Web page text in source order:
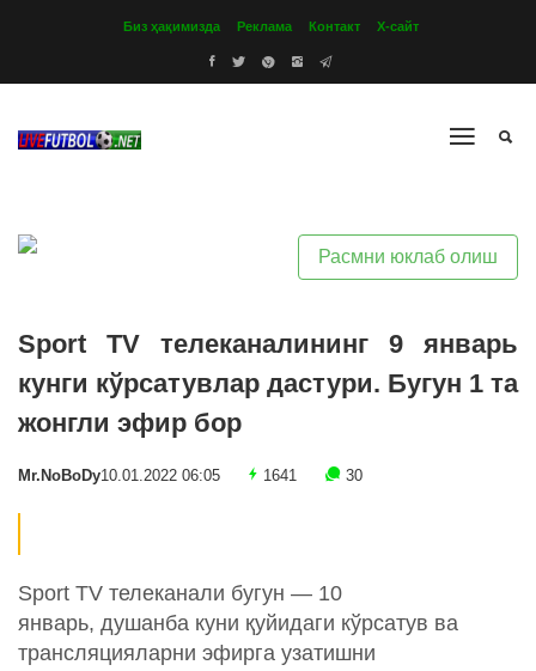
Биз ҳақимизда Реклама Контакт Х-сайт
Расмни юклаб олиш
Sport TV телеканалининг 9 январь
кунги кўрсатувлар дастури. Бугун 1 та
жонгли эфир бор
Mr.NoBoDy10.01.2022 06:05 1641 30
Sport TV телеканали бугун — 10
январь, душанба куни қуйидаги кўрсатув ва
трансляцияларни эфирга узатишни